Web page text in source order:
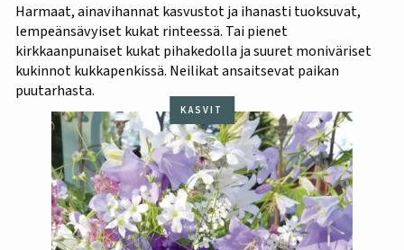
Harmaat, ainavihannat kasvustot ja ihanasti tuoksuvat,
lempeänsävyiset kukat rinteessä. Tai pienet
kirkkaanpunaiset kukat pihakedolla ja suuret moniväriset
kukinnot kukkapenkissä. Neilikat ansaitsevat paikan
puutarhasta.
KASVIT